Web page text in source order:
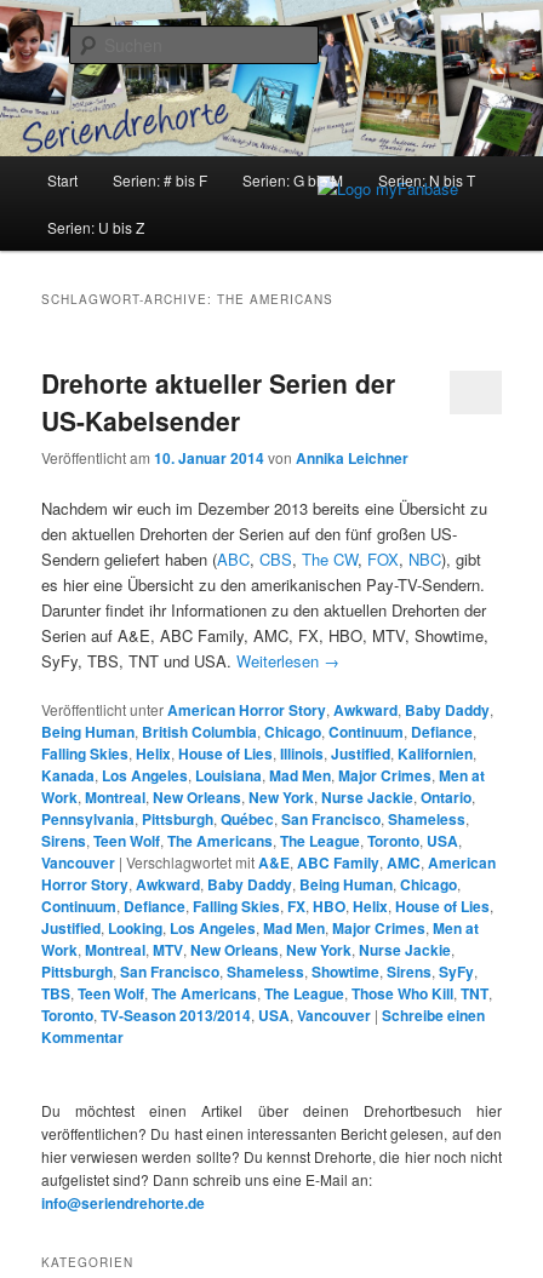
Zum
Inhalt
wechseln
Zum
sekundären
Inhalt
wechselnSeriendrehorte
Suchen
Start Serien: # bis F Serien: G bis M Serien: N bis T
Serien: U bis Z
SCHLAGWORT-ARCHIVE:THE AMERICANS
Drehorte aktueller Serien der
US-Kabelsender
Veröffentlicht am10. Januar 2014vonAnnika Leichner
Nachdem wir euch im Dezember 2013 bereits eine Übersicht zu
den aktuellen Drehorten der Serien auf den fünf großen US-
Sendern geliefert haben (ABC,CBS,The CW, FOX, NBC), gibt
es hier eine Übersicht zu den amerikanischen Pay-TV-Sendern.
Darunter findet ihr Informationen zu den aktuellen Drehorten der
Serien auf A&E, ABC Family, AMC, FX, HBO, MTV, Showtime,
SyFy, TBS, TNT und USA.Weiterlesen →
Veröffentlicht unterAmerican Horror Story,Awkward, Baby Daddy,
Being Human, British Columbia,Chicago,Continuum, Defiance,
Falling Skies,Helix,House of Lies,Illinois,Justified,Kalifornien,
Kanada, Los Angeles, Louisiana,Mad Men,Major Crimes,Men at
Work,Montreal,New Orleans,New York,Nurse Jackie,Ontario,
Pennsylvania, Pittsburgh,Québec,San Francisco,Shameless,
Sirens,Teen Wolf,The Americans,The League,Toronto, USA,
Vancouver |Verschlagwortet mitA&E,ABC Family,AMC,American
Horror Story,Awkward, Baby Daddy, Being Human,Chicago,
Continuum, Defiance,Falling Skies,FX,HBO,Helix,House of Lies,
Justified, Looking, Los Angeles,Mad Men,Major Crimes,Men at
Work,Montreal,MTV,New Orleans,New York,Nurse Jackie,
Pittsburgh,San Francisco,Shameless,Showtime,Sirens,SyFy,
TBS,Teen Wolf,The Americans,The League,Those Who Kill,TNT,
Toronto,TV-Season 2013/2014, USA,Vancouver |Schreibe einen
Kommentar
Du möchtest einen Artikel über deinen Drehortbesuch hier
veröffentlichen? Du hast einen interessanten Bericht gelesen, auf den
hier verwiesen werden sollte? Du kennst Drehorte, die hier noch nicht
aufgelistet sind? Dann schreib uns eine E-Mail an:
info@seriendrehorte.de
KATEGORIEN